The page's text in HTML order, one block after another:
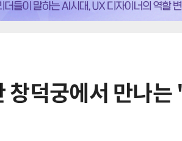
창덕궁에서 만나